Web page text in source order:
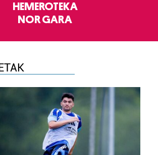
HEMEROTEKA
NOR GARA